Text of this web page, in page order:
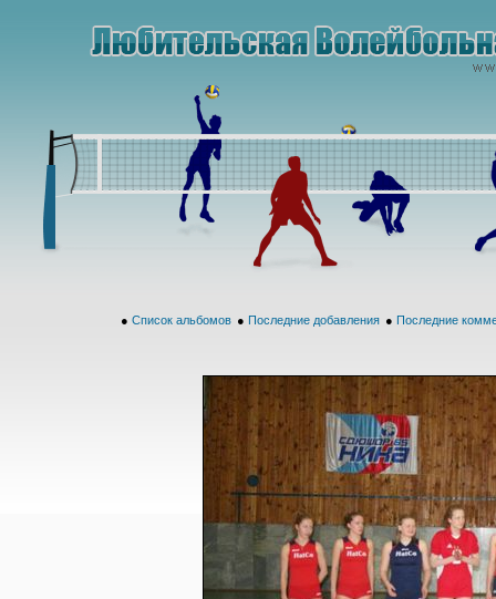
● Список альбомов ● Последние добавления ● Последние